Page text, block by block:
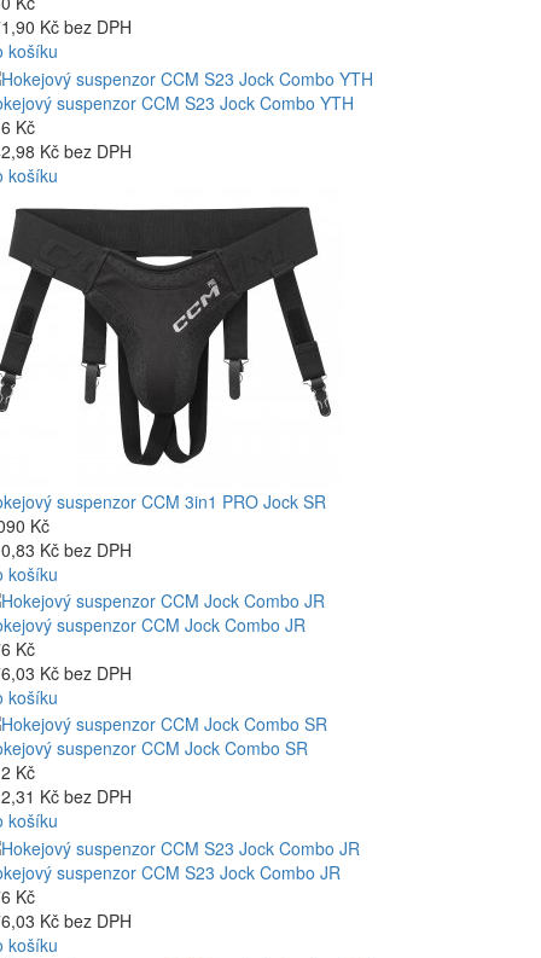
Kč bez DPH
košíku
suspenzor CCM S23 Jock Combo YTH
Kč
Kč bez DPH
košíku
suspenzor CCM 3in1 PRO Jock SR
Kč
Kč bez DPH
košíku
suspenzor CCM Jock Combo JR
Kč
Kč bez DPH
košíku
suspenzor CCM Jock Combo SR
Kč
Kč bez DPH
košíku
suspenzor CCM S23 Jock Combo JR
Kč
Kč bez DPH
košíku